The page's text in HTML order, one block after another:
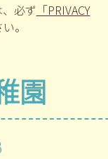
必ず 「PRIVACY
。
園